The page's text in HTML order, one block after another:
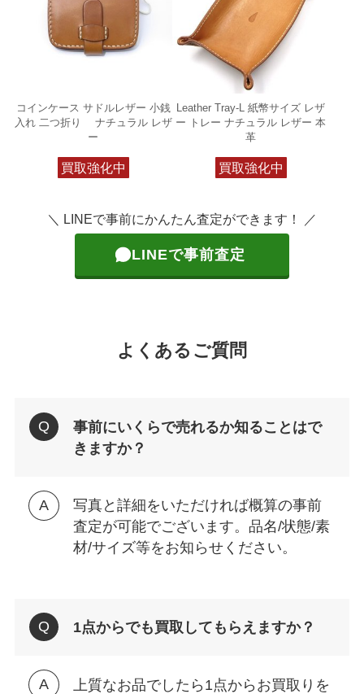
コインケース サドルレザー 小銭
入れ 二つ折り ナチュラル レザ
ー
買取強化中
Leather Tray-L 紙幣サイズ レザ
ー トレー ナチュラル レザー 本
革
買取強化中
＼ LINEで事前にかんたん査定ができます！ ／
LINEで事前査定
よくあるご質問
事前にいくらで売れるか知ることはで
きますか？
写真と詳細をいただければ概算の事前
査定が可能でございます。品名/状態/素
材/サイズ等をお知らせください。
1点からでも買取してもらえますか？
上質なお品でしたら1点からお買取りを